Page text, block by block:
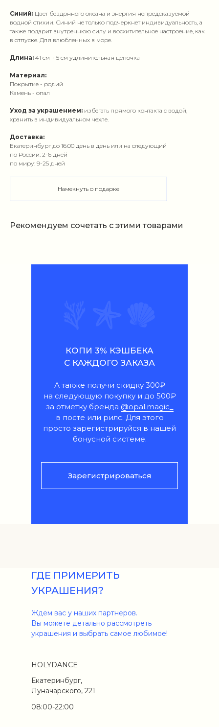
Синий: Цвет бездонного океана и энергия непредсказуемой
водной стихии. Синий не только подчеркнет индивидуальность, а
также подарит внутреннюю силу и восхитительное настроение, как
в отпуске. Для влюбленных в море.
Длина: 41 см + 5 см удлинительная цепочка
Материал:
Покрытие - родий
Камень - опал
Уход за украшением: избегать прямого контакта с водой,
хранить в индивидуальном чехле.
Доставка:
Екатеринбург до 16:00 день в день или на следующий
по России: 2-6 дней
по миру: 9-25 дней
Намекнуть о подарке
Рекомендуем сочетать с этими товарами
КОПИ 3% КЭШБЕКА
С КАЖДОГО ЗАКАЗА
Зарегистрироваться
А также получи скидку 300₽
на следующую покупку и до 500₽
за отметку бренда @opal.magic_
в посте или рилс. Для этого
просто зарегистрируйся в нашей
бонусной системе.
ГДЕ ПРИМЕРИТЬ
УКРАШЕНИЯ?
Екатеринбург,
Луначарского, 221
HOLYDANCE
08:00-22:00
Ждем вас у наших партнеров.
Вы можете детально рассмотреть
украшения и выбрать самое любимое!